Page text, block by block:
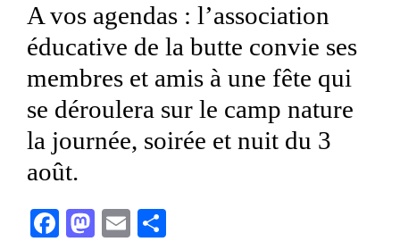
A vos agendas : l’association
éducative de la butte convie ses
membres et amis à une fête qui
se déroulera sur le camp nature
la journée, soirée et nuit du 3
août.
Facebook
Mastodon
Email